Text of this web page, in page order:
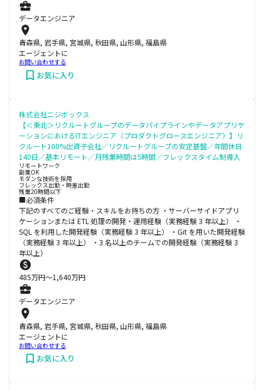
データエンジニア
青森県, 岩手県, 宮城県, 秋田県, 山形県, 福島県
エージェントに
お問い合わせする
お気に入り
株式会社ニジボックス
【＜東北＞リクルートグループのデータパイプラインやデータアプリケ
ーションにおけるITエンジニア（プロダクトグロースエンジニア）】リ
クルート100%出資子会社／リクルートグループの安定基盤／年間休日
140日／基本リモート／月残業時間は5時間／フレックスタイム制導入
リモートワーク
副業OK
モダンな技術を採用
フレックス出勤・時差出勤
残業20時間以下
■必須条件
下記のすべてのご経験・スキルをお持ちの方 ・サーバーサイドアプリ
ケーションまたは ETL 処理の開発・運用経験（実務経験 3 年以上） ・
SQL を利用した開発経験（実務経験 3 年以上） ・Git を用いた開発経験
（実務経験 3 年以上） ・3 名以上のチームでの開発経験（実務経験 3
年以上）
485万円〜1,640万円
データエンジニア
青森県, 岩手県, 宮城県, 秋田県, 山形県, 福島県
エージェントに
お問い合わせする
お気に入り